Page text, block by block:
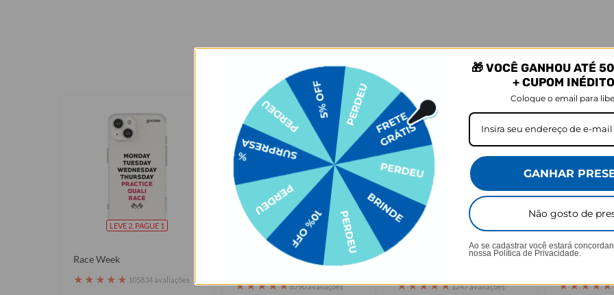
Quem comprou este produto, também
LEVE 2, PAGUE 1
Race Week
★ ★ ★ ★ ★ 105834 avaliações
GANHE UMA BASE
+6
Copo Térmico Life + Ebook -
★★★★★8790 avaliações
+4
Garrafa Térmica Flip Pro +
★★★★★1247 avaliações
Necessaire
★★★★★
🎁 VOCÊ GANHOU ATÉ
+ CUPOM
Coloque o email para
GANHAR
Não gosto de
Ao se cadastrar você estará
nossa Política de Privacidade.